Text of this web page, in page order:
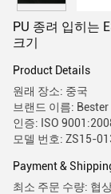
PU 종려 입히는
크기
Product Details
원래 장소: 중국
브랜드 이름: Bester
인증: ISO
모델 번호: ZS15-
Payment &
최소 주문 수량: 협